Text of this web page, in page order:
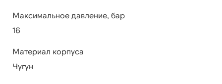
Максимальное давление, бар
16
Материал корпуса
Чугун